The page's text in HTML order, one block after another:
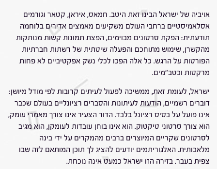
אויביה של ישראל הבינו זאת היטב. חמאס, איראן, קטאר וגורמים
אסלאמיסטיים ברחבי העולם משקיעים מאמצים אדירים בלוחמה
תודעתית: הפקת סרטונים מבוימים, הפצת תמונות קשות מנותקות
מהקשרן, שימוש מתוחכם והפעלה שיטתית של רשתות חברתיות
הפורטות על הרגש. כל אלה הפכו לכלי נשק אפקטיביים לא פחות
מרקטות וכטב"מים.
ישראל, לעומת זאת, ממשיכה לפעול לעיתים קרובות לפי מודל מיושן:
דוברים רשמיים, הודעות לעיתונות והסברים רציונליים בעולם שכבר
אינו פועל על בסיס רציונל בלבד. הדור הצעיר אינו צורך מאמרי עומק,
הוא צורך סרטוני טיקטוק. הוא אינו בוחן עובדות לעומקן, הוא מגיב
לסרטונים שקריים המיוצרים ברבים מהמקרים על ידי בינה
מלאכותית. האלגוריתמים יודעים להציג לך תוכן המותאם לזה שבו
צפית בעבר. בזירה הזו ישראל כמעט אינה נוכחת.